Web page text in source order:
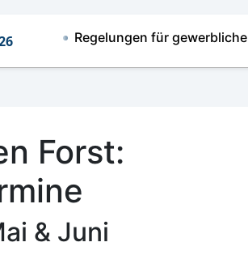
Regelungen für gewerbliche Kahnf…
Forst:
& Juni